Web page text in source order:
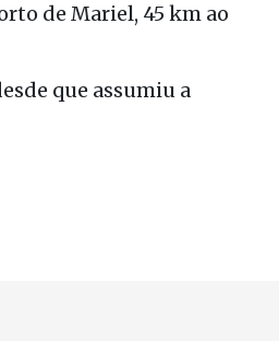
de Mariel, 45 km ao
que assumiu a